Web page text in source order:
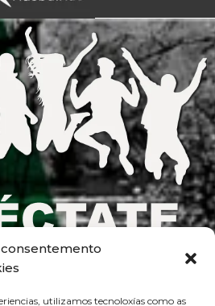
utilizamos tecnoloxías como as